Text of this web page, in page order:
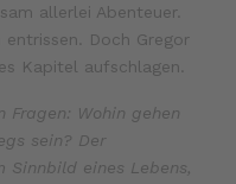
allerlei Abenteuer.
Doch Gregor
Kapitel aufschlagen.
Fragen: Wohin gehen
sein? Der
Sinnbild eines Lebens,